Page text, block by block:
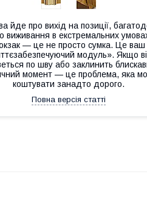
йде про вихід на позиції,
виживання в екстремальних
— це не просто сумка. Це ваш
модуль». Якщо
по шву або заклинить
момент — це проблема, яка
коштувати занадто дорого.
Повна версія статті